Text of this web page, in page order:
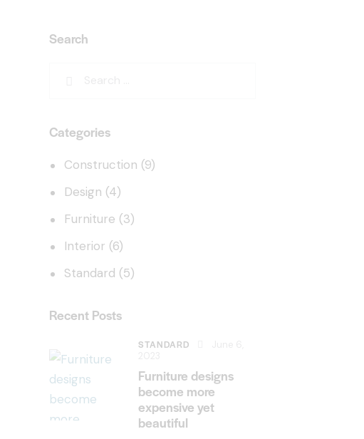
Search
Categories
Construction (9)
Design (4)
Furniture (3)
Interior (6)
Standard (5)
Recent Posts
STANDARD
Furniture designs
become more
expensive yet
beautiful